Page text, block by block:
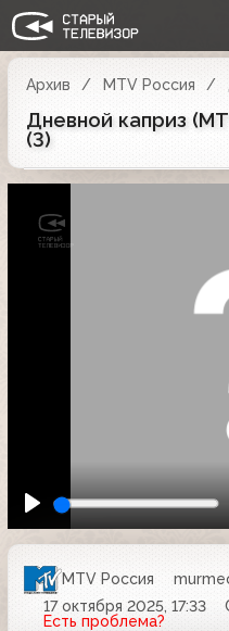
Архив MTV Россия
Дневной каприз
(3)
MTV Россия
17 октября 2025, 17:33
Есть проблема?